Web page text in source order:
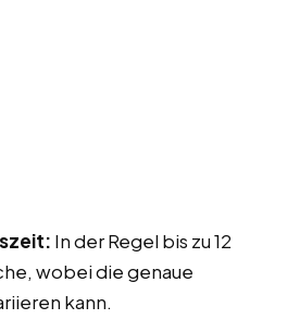
In der Regel bis zu 12
wobei die genaue
kann.